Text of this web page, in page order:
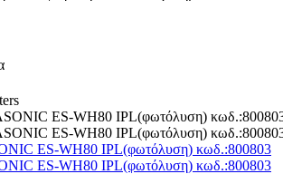
ES-WH80 IPL(φωτόλυση) κωδ.:800803
ES-WH80 IPL(φωτόλυση) κωδ.:800803